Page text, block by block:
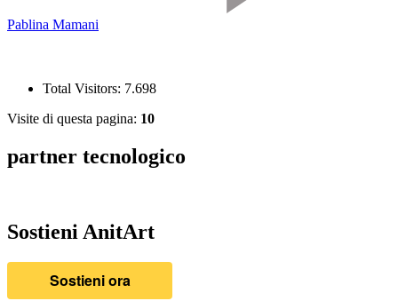
Pablina Mamani
Total Visitors: 7.698
Visite di questa pagina: 10
partner tecnologico
Sostieni AnitArt